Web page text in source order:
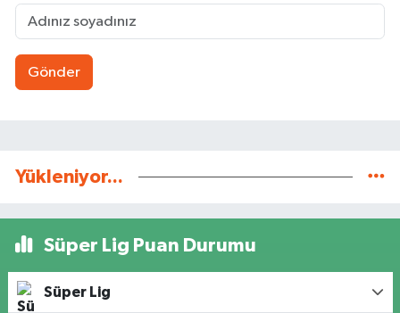
Gönder
Yükleniyor...
Süper Lig Puan Durumu
Süper Lig